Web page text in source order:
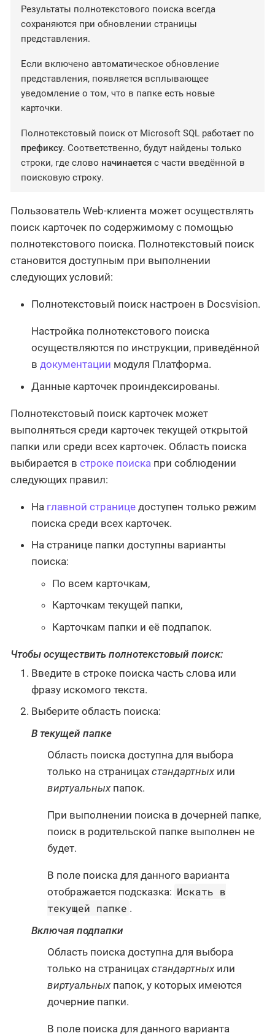
Результаты полнотекстового поиска всегда
сохраняются при обновлении страницы
представления.
Если включено автоматическое обновление
представления, появляется всплывающее
уведомление о том, что в папке есть новые
карточки.
Полнотекстовый поиск от Microsoft SQL работает по
префиксу. Соответственно, будут найдены только
строки, где слово начинается с части введённой в
поисковую строку.
Пользователь Web-клиента может осуществлять
поиск карточек по содержимому с помощью
полнотекстового поиска. Полнотекстовый поиск
становится доступным при выполнении
следующих условий:
Полнотекстовый поиск настроен в Docsvision.
Настройка полнотекстового поиска
осуществляются по инструкции, приведённой
в документации модуля Платформа.
Данные карточек проиндексированы.
Полнотекстовый поиск карточек может
выполняться среди карточек текущей открытой
папки или среди всех карточек. Область поиска
выбирается в строке поиска при соблюдении
следующих правил:
На главной странице доступен только режим
поиска среди всех карточек.
На странице папки доступны варианты
поиска:
По всем карточкам,
Карточкам текущей папки,
Карточкам папки и её подпапок.
Чтобы осуществить полнотекстовый поиск:
Введите в строке поиска часть слова или
фразу искомого текста.
Выберите область поиска:
В текущей папке
Область поиска доступна для выбора
только на страницах стандартныхили
виртуальныхпапок.
При выполнении поиска в дочерней папке,
поиск в родительской папке выполнен не
будет.
В поле поиска для данного варианта
отображается подсказка: Искать в
текущей папке .
Включая подпапки
Область поиска доступна для выбора
только на страницах стандартныхили
виртуальныхпапок, у которых имеются
дочерние папки.
В поле поиска для данного варианта